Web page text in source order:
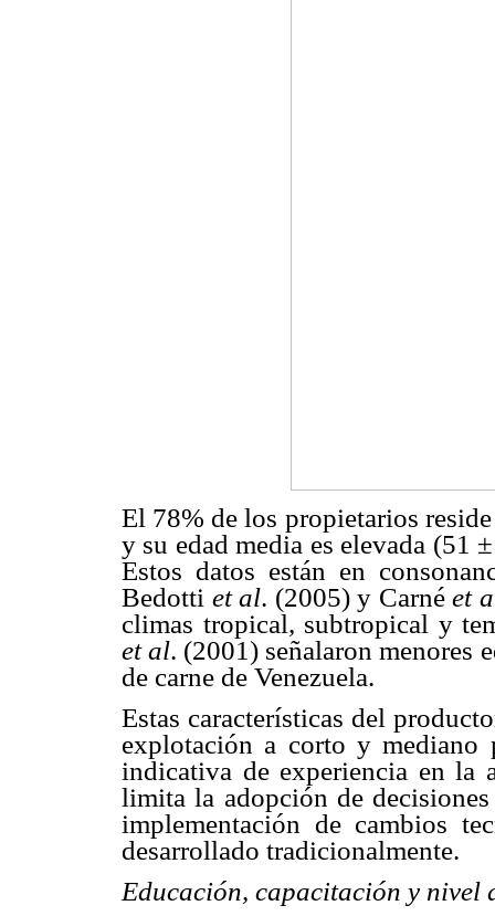
El 78% de los propietarios
y su edad media es elevada (51
Estos datos están en
Bedotti et al. (2005) y Carné et
climas tropical, subtropical y
et al. (2001) señalaron menores
de carne de Venezuela.
Estas características del
explotación a corto y mediano
indicativa de experiencia en la
limita la adopción de
implementación de cambios
desarrollado tradicionalmente.
Educación, capacitación y nivel